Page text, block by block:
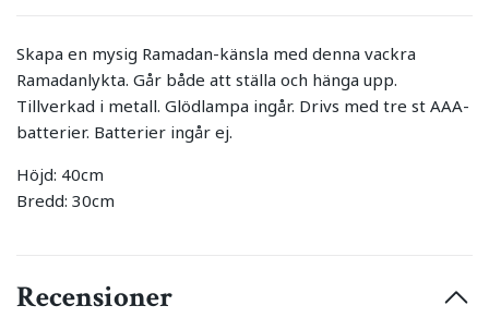
Skapa en mysig Ramadan-känsla med denna vackra
Ramadanlykta. Går både att ställa och hänga upp.
Tillverkad i metall. Glödlampa ingår. Drivs med tre st AAA-
batterier. Batterier ingår ej.
Höjd: 40cm
Bredd: 30cm
Recensioner